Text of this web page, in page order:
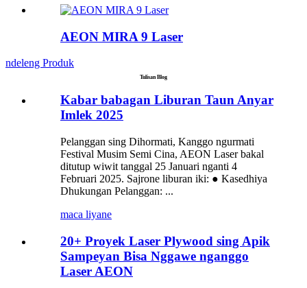
AEON MIRA 9 Laser
ndeleng Produk
Tulisan Blog
Kabar babagan Liburan Taun Anyar
Imlek 2025
Pelanggan sing Dihormati, Kanggo ngurmati
Festival Musim Semi Cina, AEON Laser bakal
ditutup wiwit tanggal 25 Januari nganti 4
Februari 2025. Sajrone liburan iki: ● Kasedhiya
Dhukungan Pelanggan: ...
maca liyane
20+ Proyek Laser Plywood sing Apik
Sampeyan Bisa Nggawe nganggo
Laser AEON